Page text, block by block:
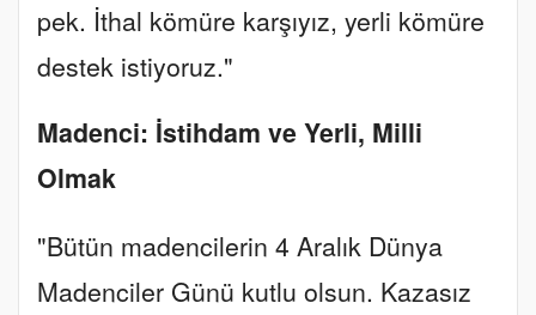
pek. İthal kömüre karşıyız, yerli kömüre
destek istiyoruz."
Madenci: İstihdam ve Yerli, Milli
Olmak
"Bütün madencilerin 4 Aralık Dünya
Madenciler Günü kutlu olsun. Kazasız